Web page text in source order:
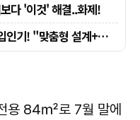
용 84㎡로 7월 말에